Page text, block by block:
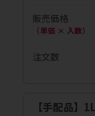
販売価格
（単価 × 入数）
注文数
【手配品】